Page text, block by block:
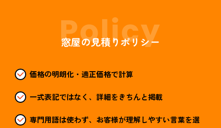
窓屋の見積りポリシー
価格の明朗化・適正価格で計算
一式表記ではなく、詳細をきちんと掲載
専門用語は使わず、お客様が理解しやすい言葉を選